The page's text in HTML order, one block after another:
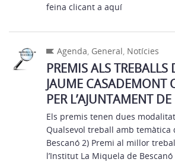
feina clicant a aquí
Agenda, General, Notícies
PREMIS ALS TREBALLS
JAUME CASADEMONT
PER L’AJUNTAMENT
Els premis tenen dues
Qualsevol treball amb
Bescanó 2) Premi al millor
l’Institut La Miquela de